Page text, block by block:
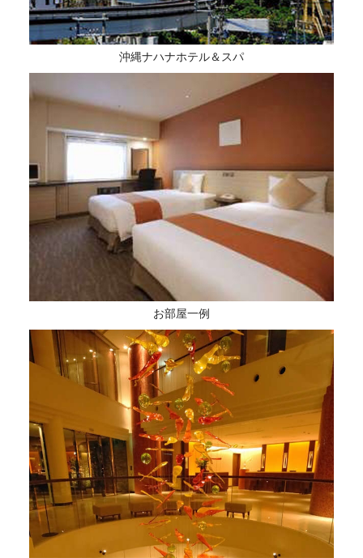
沖縄ナハナホテル＆スパ
お部屋一例